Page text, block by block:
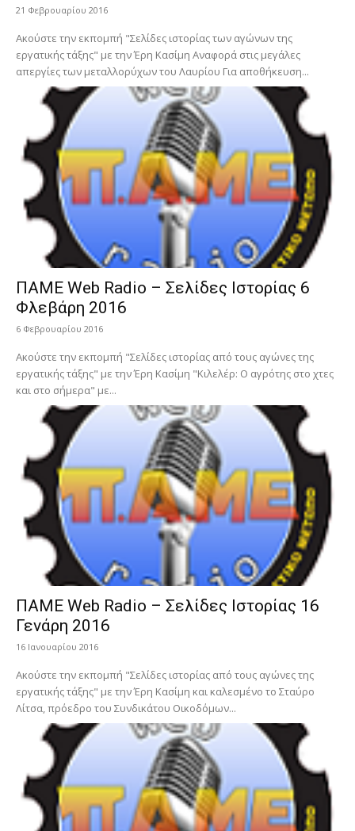
21 Φεβρουαρίου 2016
Ακούστε την εκπομπή "Σελίδες ιστορίας των αγώνων της
εργατικής τάξης" με την Έρη Κασίμη Αναφορά στις μεγάλες
απεργίες των μεταλλορύχων του Λαυρίου Για αποθήκευση...
ΠΑΜΕ Web Radio – Σελίδες Ιστορίας 6
Φλεβάρη 2016
6 Φεβρουαρίου 2016
Ακούστε την εκπομπή "Σελίδες ιστορίας από τους αγώνες της
εργατικής τάξης" με την Έρη Κασίμη "Κιλελέρ: Ο αγρότης στο χτες
και στο σήμερα" με...
ΠΑΜΕ Web Radio – Σελίδες Ιστορίας 16
Γενάρη 2016
16 Ιανουαρίου 2016
Ακούστε την εκπομπή "Σελίδες ιστορίας από τους αγώνες της
εργατικής τάξης" με την Έρη Κασίμη και καλεσμένο το Σταύρο
Λίτσα, πρόεδρο του Συνδικάτου Οικοδόμων...